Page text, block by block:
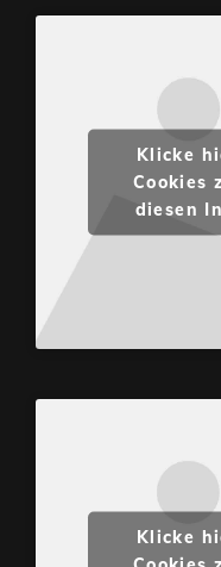
Klicke
Cookies
diesen
Klicke